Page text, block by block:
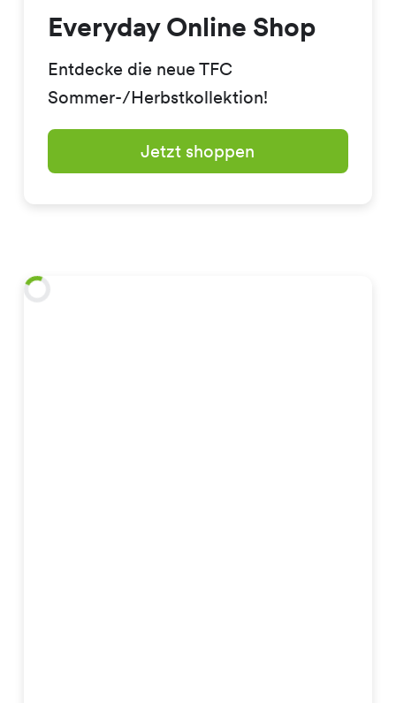
Everyday Online Shop
Entdecke die neue TFC
Sommer-/Herbstkollektion!
Jetzt shoppen